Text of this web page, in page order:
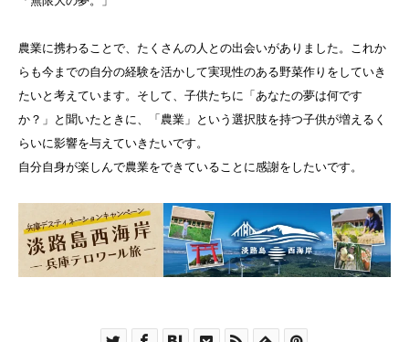
農業に携わることで、たくさんの人との出会いがありました。これか
らも今までの自分の経験を活かして実現性のある野菜作りをしていき
たいと考えています。そして、子供たちに「あなたの夢は何です
か？」と聞いたときに、「農業」という選択肢を持つ子供が増えるく
らいに影響を与えていきたいです。
自分自身が楽しんで農業をできていることに感謝をしたいです。